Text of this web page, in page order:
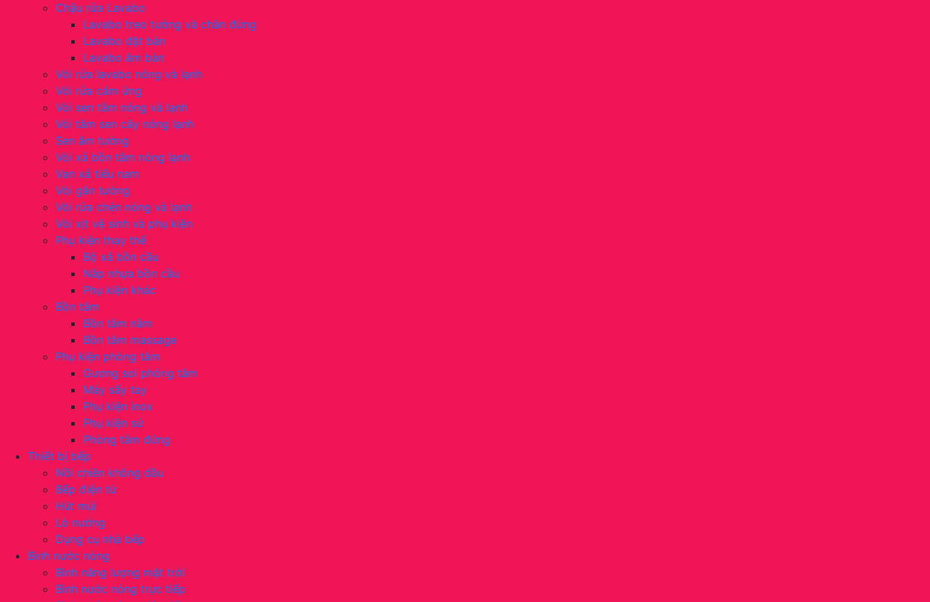
Chậu rửa Lavabo
Lavabo treo tường và chân đứng
Lavabo đặt bàn
Lavabo âm bàn
Vòi rửa lavabo nóng và lạnh
Vòi rửa cảm ứng
Vòi sen tắm nóng và lạnh
Vòi tắm sen cây nóng lạnh
Sen âm tường
Vòi xả bồn tắm nóng lạnh
Van xả tiểu nam
Vòi gắn tường
Vòi rửa chén nóng và lạnh
Vòi xịt vệ sinh và phụ kiện
Phụ kiện thay thế
Bộ xả bồn cầu
Nắp nhựa bồn cầu
Phụ kiện khác
Bồn tắm
Bồn tắm nằm
Bồn tắm massage
Phụ kiện phòng tắm
Gương soi phòng tắm
Máy sấy tay
Phụ kiện inox
Phụ kiện sứ
Phòng tắm đứng
Thiết bị bếp
Nồi chiên không dầu
Bếp điện từ
Hút mùi
Lò nướng
Dụng cụ nhà bếp
Bình nước nóng
Bình năng lượng mặt trời
Bình nước nóng trực tiếp